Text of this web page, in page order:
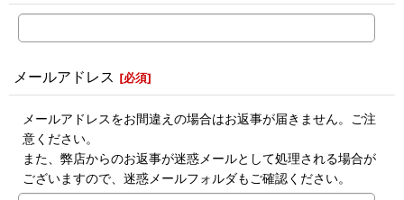
メールアドレス [必須]
メールアドレスをお間違えの場合はお返事が届きません。ご注
意ください。
また、弊店からのお返事が迷惑メールとして処理される場合が
ございますので、迷惑メールフォルダもご確認ください。